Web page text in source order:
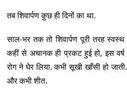
तब शिवार्पण कुछ ही दिनों का था.
साल-भर तक तो शिवार्पण पूरी तरह
कहीं से अचानक ही प्रकट हुई हो, इस
रोग ने घेर लिया. कभी सूखी खाँसी हो
और कभी शीत.